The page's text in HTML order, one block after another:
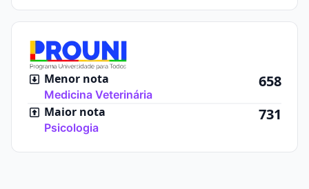
Menor nota
Medicina Veterinária
658
Maior nota
Psicologia
731